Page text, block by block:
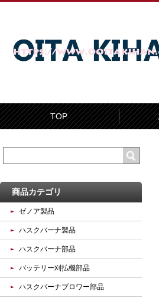
TOP
商品カテゴリ
ゼノア製品
ハスクバーナ製品
ハスクバーナ部品
バッテリー刈払機部品
ハスクバーナブロワー部品